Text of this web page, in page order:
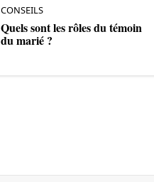
CONSEILS
Quels sont les rôles du témoin
du marié ?